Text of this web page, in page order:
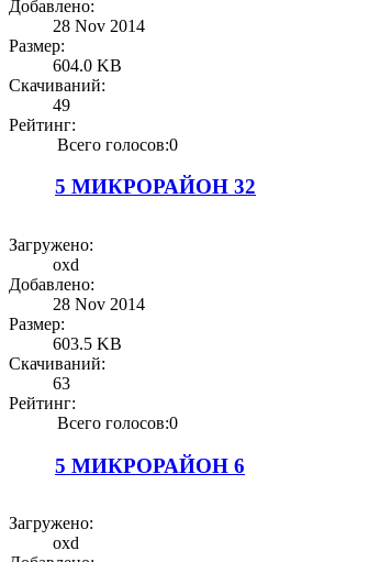
Добавлено:
28 Nov 2014
Размер:
604.0 KB
Скачиваний:
49
Рейтинг:
Всего голосов:0
5 МИКРОРАЙОН 32
Загружено:
oxd
Добавлено:
28 Nov 2014
Размер:
603.5 KB
Скачиваний:
63
Рейтинг:
Всего голосов:0
5 МИКРОРАЙОН 6
Загружено:
oxd